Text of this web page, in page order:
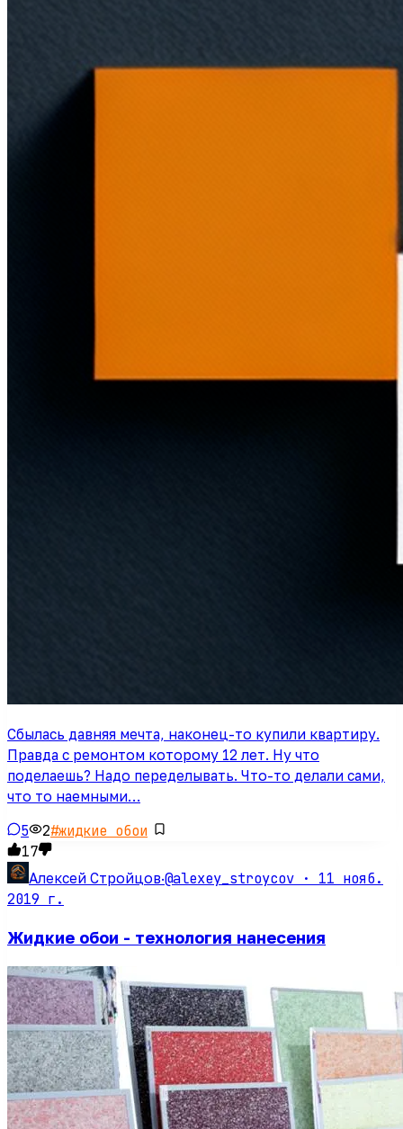
Сбылась давняя мечта, наконец-то купили квартиру.
Правда с ремонтом которому 12 лет. Ну что
поделаешь? Надо переделывать. Что-то делали сами,
что то наемными…
5 2#жидкие обои
17
Алексей Стройцов·@alexey_stroycov · 11 нояб.
2019 г.
Жидкие обои - технология нанесения